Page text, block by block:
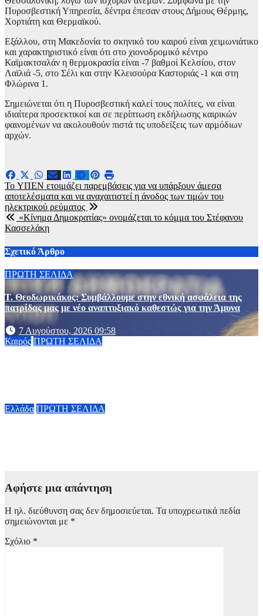
Πυροσβεστική Υπηρεσία, δέντρα έπεσαν στους Δήμους Θέρμης,
Χορτιάτη και Θερμαϊκού.
Εξάλλου, στη Μακεδονία το σκηνικό του καιρού είναι χειμωνιάτικο
και χαρακτηριστικό είναι ότι στο χιονοδρομικό κέντρο
Καϊμακτσαλάν η θερμοκρασία είναι -7 βαθμοί Κελσίου, στον
Λαϊλιά -5, στο Σέλι και στην Κλεισούρα Καστοριάς -1 και στη
Φλώρινα 1.
Σημειώνεται ότι η Πυροσβεστική καλεί τους πολίτες, να είναι
ιδιαίτερα προσεκτικοί και σε περίπτωση εκδήλωσης καιρικών
φαινομένων να ακολουθούν πιστά τις υποδείξεις των αρμόδιων
αρχών.
Πλοήγηση
άρθρων
To ΥΠΕΝ ετοιμάζει παρεμβάσεις για να υπάρξουν άμεσα
αποτελέσματα και να αναχαιτιστεί η άνοδος των τιμών του
ηλεκτρικού ρεύματος
«Κίνημα Δημοκρατίας» ονομάζεται το κόμμα του Στέφανου
Κασσελάκη
Σχετικό Άρθρο
ΠΡΩΤΗ ΣΕΛΙΔΑ
Τ. Θεοδωρικάκος: Συμβάλλουμε στην εθνική ασφάλεια της
πατρίδας μας με νέο αναπτυξιακό καθεστώς για την Άμυνα
7 Αυγούστου, 2026 09:58
Καιρός ΠΡΩΤΗ ΣΕΛΙΔΑ
Ελλάδα ΠΡΩΤΗ ΣΕΛΙΔΑ
Αφήστε μια απάντηση
Η ηλ. διεύθυνση σας δεν δημοσιεύεται. Τα υποχρεωτικά πεδία
σημειώνονται με *
Σχόλιο *